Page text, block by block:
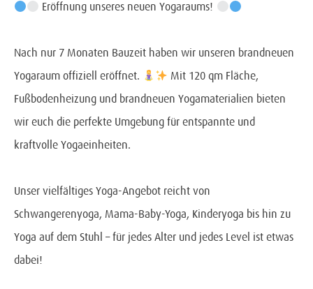
Eröffnung unseres neuen Yogaraums!
Nach nur 7 Monaten Bauzeit haben wir unseren brandneuen
Yogaraum offiziell eröffnet.
Mit 120 qm Fläche,
Fußbodenheizung und brandneuen Yogamaterialien bieten
wir euch die perfekte Umgebung für entspannte und
kraftvolle Yogaeinheiten.
Unser vielfältiges Yoga-Angebot reicht von
Schwangerenyoga, Mama-Baby-Yoga, Kinderyoga bis hin zu
Yoga auf dem Stuhl – für jedes Alter und jedes Level ist etwas
dabei!